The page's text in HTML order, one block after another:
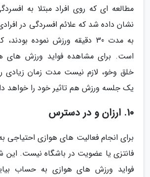
مطالعه ای که روی افراد مبتلا به
به مدت 30 دقیقه ورزش نموده
است. برای مشاهده فواید ورزش های
خلق وخو، لازم نیست مدت زمان زیادی
یک جلسه ورزش هم تاثیر خود را خواهد
10. ارزان و در دسترس
برای انجام فعالیت های هوازی احتیاجی
فانتزی یا عضویت در باشگاه نیست. این
فواید ورزش های هوازی به حساب